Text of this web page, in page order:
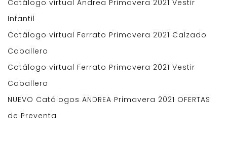
Catálogo virtual Andrea Primavera 2021 Vestir
Infantil
Catálogo virtual Ferrato Primavera 2021 Calzado
Caballero
Catálogo virtual Ferrato Primavera 2021 Vestir
Caballero
NUEVO Catálogos ANDREA Primavera 2021 OFERTAS
de Preventa